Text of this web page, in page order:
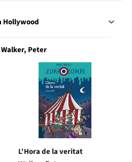
Hollywood
Peter
L'Hora de la veritat